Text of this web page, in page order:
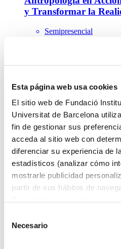
Esta página web usa cookies
El sitio web de Fundació
Universitat de Barcelona
fin de gestionar sus
acceda al sitio web con
diferenciar su experiencia de
estadísticos (analizar cómo
mostrarle publicidad
partir de sus hábitos de
Necesario
y Transformar la
Semipresencial
Añadir a favoritos
Cirugía Artroscópica
Semipresencial
3 Créditos ECTS
Matrícula abierta
Añadir a favoritos
Enfermería
Máster en Atención
Hospitalaria Urgente
60 Créditos ECTS